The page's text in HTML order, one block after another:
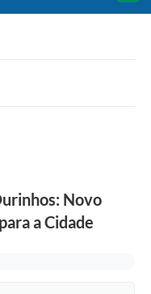
Novo
a Cidade